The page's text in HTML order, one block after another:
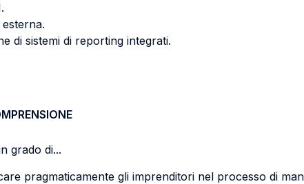
di sistemi di reporting integrati.
grado di...
pragmaticamente gli imprenditori nel processo di